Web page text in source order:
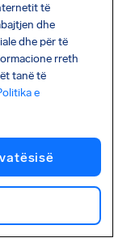
– ose
të mirë për
të mblidhni:
e reja të
– siç janë
se çfarë
të
dhe
dhe për të
rreth
tanë të
e